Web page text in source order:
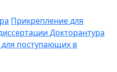
Прикрепление для
Докторантура
поступающих в